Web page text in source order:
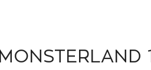
MONSTERLAND